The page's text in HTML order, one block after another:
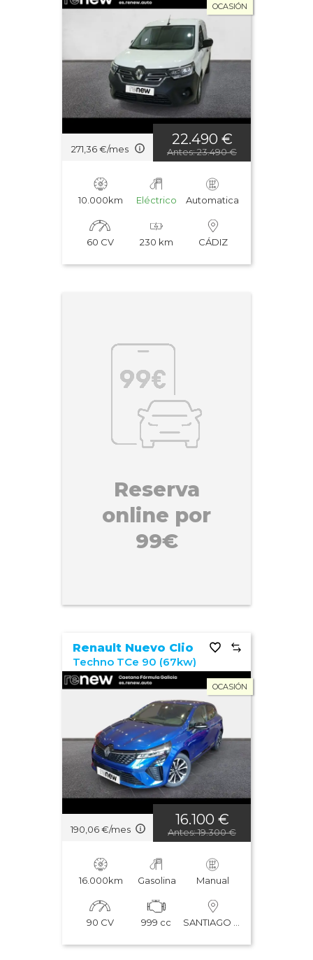
OCASIÓN
271,36 €/mes
22.490 €
Antes: 23.490 €
10.000km Eléctrico Automatica
60 CV 230 km CÁDIZ
Reserva
online por
99€
Renault Nuevo Clio
Techno TCe 90 (67kw)
OCASIÓN
190,06 €/mes
16.100 €
Antes: 19.300 €
16.000km Gasolina Manual
90 CV 999 cc SANTIAGO DE COMPOSTELA